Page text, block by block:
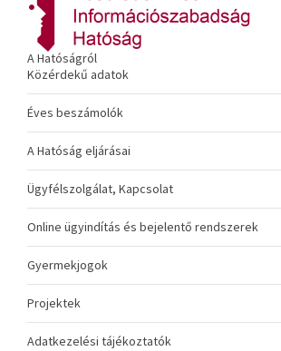
A Hatóságról
Közérdekű adatok
Éves beszámolók
A Hatóság eljárásai
Ügyfélszolgálat, Kapcsolat
Online ügyindítás és bejelentő rendszerek
Gyermekjogok
Projektek
Adatkezelési tájékoztatók